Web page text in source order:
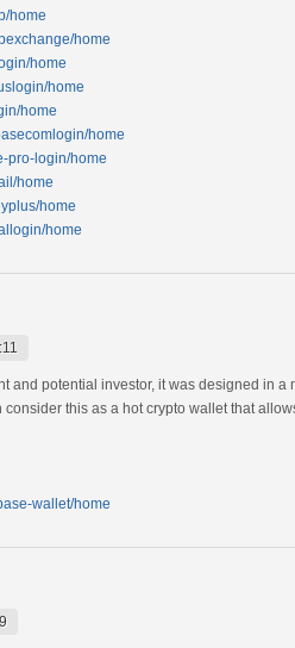
home
home
home
home
home
home
pro-login/home
home
home
home
and potential investor, it was designed in
this as a hot crypto wallet that
wallet/home